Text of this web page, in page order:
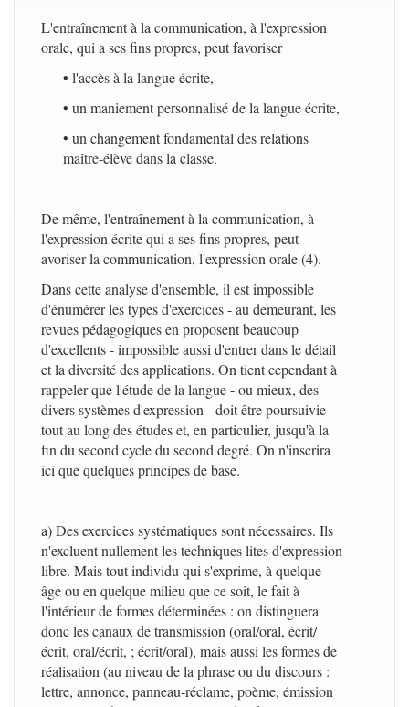
L'entraînement à la communication, à l'expression
orale, qui a ses fins propres, peut favoriser
• l'accès à la langue écrite,
• un maniement personnalisé de la langue écrite,
• un changement fondamental des relations
maître-élève dans la classe.
De même, l'entraînement à la communication, à
l'expression écrite qui a ses fins propres, peut
avoriser la communication, l'expression orale (4).
Dans cette analyse d'ensemble, il est impossible
d'énumérer les types d'exercices - au demeurant, les
revues pédagogiques en proposent beaucoup
d'excellents - impossible aussi d'entrer dans le détail
et la diversité des applications. On tient cependant à
rappeler que l'étude de la langue - ou mieux, des
divers systèmes d'expression - doit être poursuivie
tout au long des études et, en particulier, jusqu'à la
fin du second cycle du second degré. On n'inscrira
ici que quelques principes de base.
a) Des exercices systématiques sont nécessaires. Ils
n'excluent nullement les techniques lites d'expression
libre. Mais tout individu qui s'exprime, à quelque
âge ou en quelque milieu que ce soit, le fait à
l'intérieur de formes déterminées : on distinguera
donc les canaux de transmission (oral/oral, écrit/
écrit, oral/écrit, ; écrit/oral), mais aussi les formes de
réalisation (au niveau de la phrase ou du discours :
lettre, annonce, panneau-réclame, poème, émission